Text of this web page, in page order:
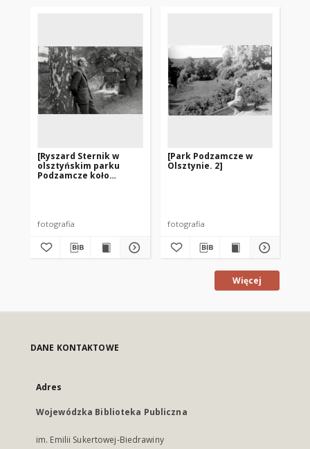
[Ryszard Sternik w
olsztyńskim parku
Podzamcze koło
fotografia
[Park Podzamcze w
Olsztynie. 2]
fotografia
Więcej
DANE KONTAKTOWE
Adres
Wojewódzka Biblioteka Publiczna
im. Emilii Sukertowej-Biedrawiny